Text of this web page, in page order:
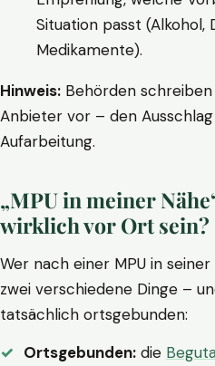
Situation passt (Alkohol,
Medikamente).
Hinweis: Behörden
Anbieter vor – den
Aufarbeitung.
„MPU in meiner
wirklich vor Ort sein?
Wer nach einer MPU in
zwei verschiedene Dinge –
tatsächlich ortsgebunden:
Ortsgebunden: die